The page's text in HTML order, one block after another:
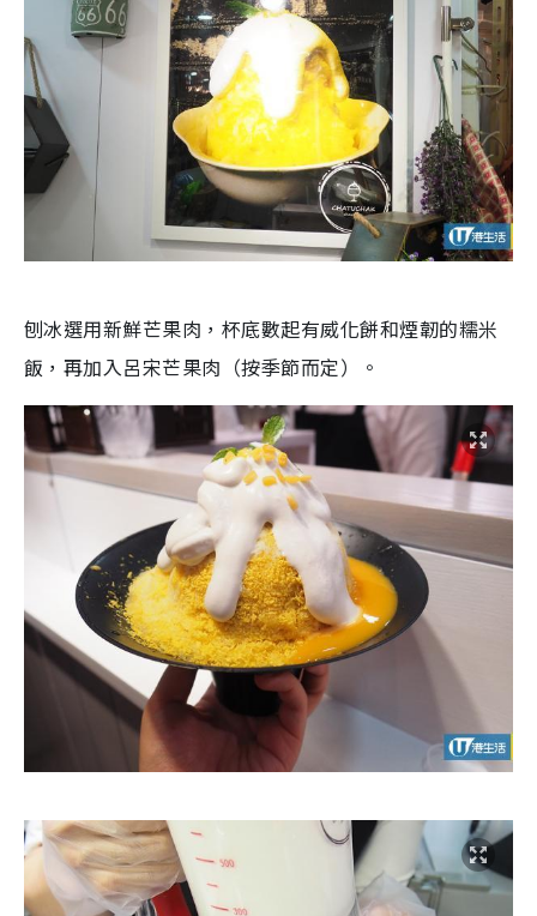
刨冰選用新鮮芒果肉，杯底數起有威化餅和煙韌的糯米
飯，再加入呂宋芒果肉（按季節而定）。